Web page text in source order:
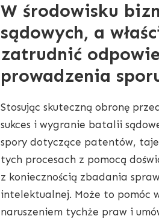
W środowisku
sądowych, a
zatrudnić
prowadzenia
Stosując skuteczną obronę
sukces i wygranie batalii
spory dotyczące patentów,
tych procesach z pomocą
z koniecznością zbadania
intelektualnej. Może to pomóc
naruszeniem tychże praw i